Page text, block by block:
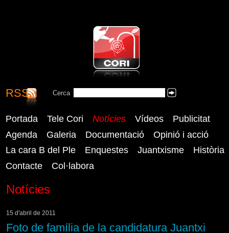
CORI - Coordinadora Reusenca
Independent
RSS Cerca
Portada Tele Cori Notícies Vídeos
Publicitat
Agenda
Galeria Documentació
Opinió i acció
La cara B del Ple
Enquestes Juantxisme
Història
Contacte
Col·labora
Notícies
15 d'abril de 2011
Foto de família de la candidatura Juantxi